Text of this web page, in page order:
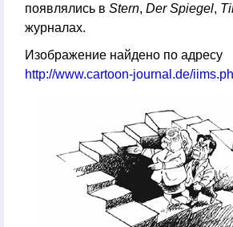
появлялись в Stern, Der Spiegel,
журналах.
Изображение найдено по адресу